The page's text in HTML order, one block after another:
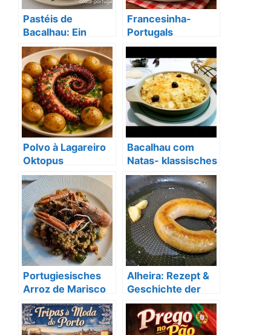
Pastéis de
Bacalhau: Ein
Klassiker der
portugiesischen
Küche
Francesinha-
Portugals
legendäres
Sandwich aus
Porto
Polvo à Lagareiro
Oktopus
Spezialität mit
Olivenöl
Bacalhau com
Natas- klassisches
portugiesisches
Gericht
Portugiesisches
Arroz de Marisco
mit Kaisergranat
Alheira: Rezept &
Geschichte der
portugiesischen
Spezialität